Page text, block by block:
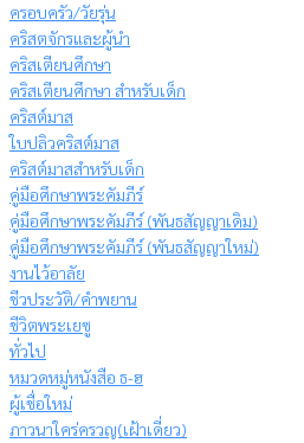
ครอบครัว/วัยรุ่น
คริสตจักรและผู้นำ
คริสเตียนศึกษา
คริสเตียนศึกษา สำหรับเด็ก
คริสต์มาส
ใบปลิวคริสต์มาส
คริสต์มาสสำหรับเด็ก
คู่มือศึกษาพระคัมภีร์
คู่มือศึกษาพระคัมภีร์ (พันธสัญญาเดิม)
คู่มือศึกษาพระคัมภีร์ (พันธสัญญาใหม่)
งานไว้อาลัย
ชีวประวัติ/คำพยาน
ชีวิตพระเยซู
ทั่วไป
หมวดหมู่หนังสือ ธ-ฮ
ผู้เชื่อใหม่
ภาวนาใคร่ครวญ(เฝ้าเดี่ยว)